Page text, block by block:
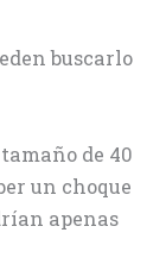
buscarlo
de 40
un choque
apenas